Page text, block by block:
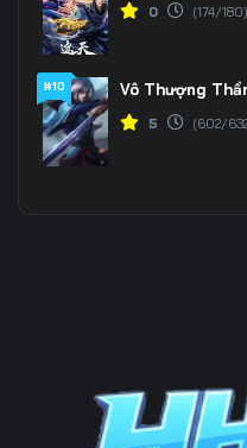
0 (174/180)
#10 Vô Thượng
5 (602/